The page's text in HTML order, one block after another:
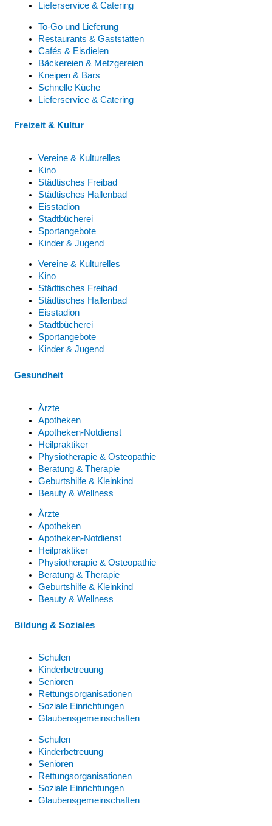
Lieferservice & Catering
To-Go und Lieferung
Restaurants & Gaststätten
Cafés & Eisdielen
Bäckereien & Metzgereien
Kneipen & Bars
Schnelle Küche
Lieferservice & Catering
Freizeit & Kultur
Vereine & Kulturelles
Kino
Städtisches Freibad
Städtisches Hallenbad
Eisstadion
Stadtbücherei
Sportangebote
Kinder & Jugend
Vereine & Kulturelles
Kino
Städtisches Freibad
Städtisches Hallenbad
Eisstadion
Stadtbücherei
Sportangebote
Kinder & Jugend
Gesundheit
Ärzte
Apotheken
Apotheken-Notdienst
Heilpraktiker
Physiotherapie & Osteopathie
Beratung & Therapie
Geburtshilfe & Kleinkind
Beauty & Wellness
Ärzte
Apotheken
Apotheken-Notdienst
Heilpraktiker
Physiotherapie & Osteopathie
Beratung & Therapie
Geburtshilfe & Kleinkind
Beauty & Wellness
Bildung & Soziales
Schulen
Kinderbetreuung
Senioren
Rettungsorganisationen
Soziale Einrichtungen
Glaubensgemeinschaften
Schulen
Kinderbetreuung
Senioren
Rettungsorganisationen
Soziale Einrichtungen
Glaubensgemeinschaften